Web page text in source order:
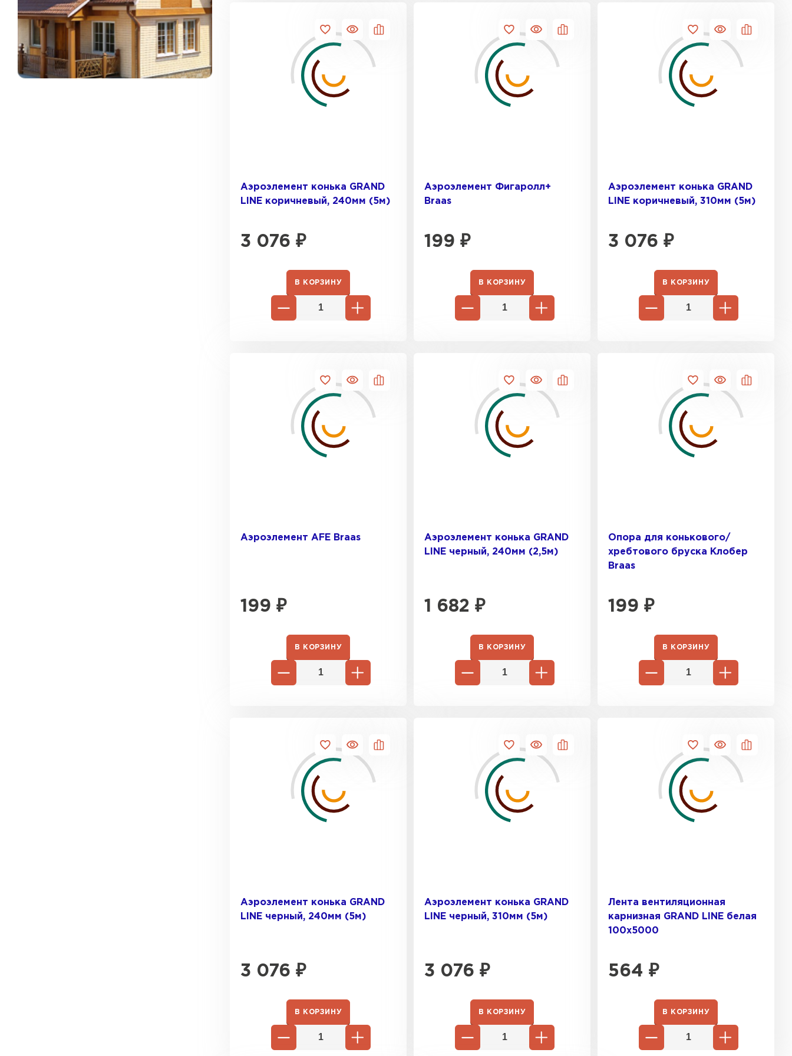
Аэроэлемент конька GRAND
LINE коричневый, 240мм (5м)
3 076 ₽
В КОРЗИНУ
Аэроэлемент Фигаролл+
Braas
199 ₽
В КОРЗИНУ
Аэроэлемент конька GRAND
LINE коричневый, 310мм (5м)
3 076 ₽
В КОРЗИНУ
Аэроэлемент AFE Braas
199 ₽
В КОРЗИНУ
Аэроэлемент конька GRAND
LINE черный, 240мм (2,5м)
1 682 ₽
В КОРЗИНУ
Опора для конькового/
хребтового бруска Клобер
Braas
199 ₽
В КОРЗИНУ
Аэроэлемент конька GRAND
LINE черный, 240мм (5м)
3 076 ₽
В КОРЗИНУ
Аэроэлемент конька GRAND
LINE черный, 310мм (5м)
3 076 ₽
В КОРЗИНУ
Лента вентиляционная
карнизная GRAND LINE белая
100х5000
564 ₽
В КОРЗИНУ
ПЕРЕЙТИ